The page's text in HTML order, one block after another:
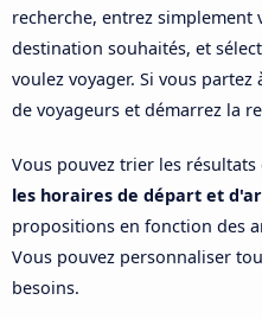
recherche, entrez simplement
destination souhaités, et
voulez voyager. Si vous
de voyageurs et démarrez la
Vous pouvez trier les résultats
les horaires de départ et
propositions en fonction des
Vous pouvez personnaliser
besoins.